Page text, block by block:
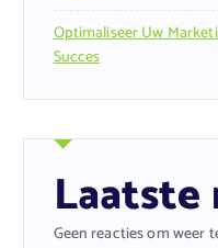
Optimaliseer Uw
Succes
Laatste
Geen reacties om weer